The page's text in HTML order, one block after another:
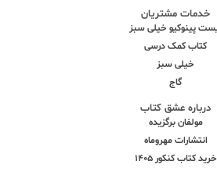
خدمات مشتریان
پینوکیو خیلی سبز
کتاب کمک درسی
خیلی سبز
گاج
درباره عشق کتاب
مولفان برگزیده
انتشارات مهروماه
خرید کتاب کنکور 1405